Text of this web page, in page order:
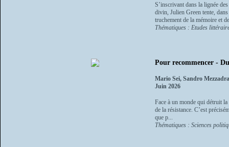
S’inscrivant dans la lignée
divin, Julien Green tente,
truchement de la mémoire et
Thématiques : Etudes
Pour recommencer -
Mario Sei, Sandro Mezzadra
Juin 2026
Face à un monde qui détruit
de la résistance. C’est
que p...
Thématiques : Sciences